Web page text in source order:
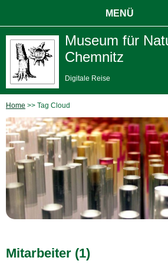
MENÜ
Museum für
Chemnitz
Digitale Reise
Home Tag Cloud
Mitarbeiter (1)